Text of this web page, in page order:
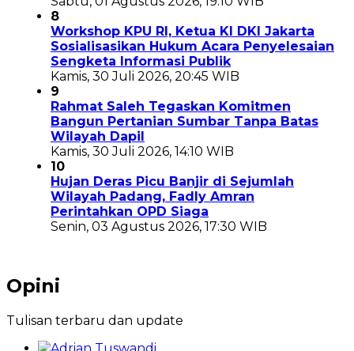
8
Workshop KPU RI, Ketua KI DKI Jakarta
Sosialisasikan Hukum Acara Penyelesaian
Sengketa Informasi Publik
Kamis, 30 Juli 2026, 20:45 WIB
9
Rahmat Saleh Tegaskan Komitmen
Bangun Pertanian Sumbar Tanpa Batas
Wilayah Dapil
Kamis, 30 Juli 2026, 14:10 WIB
10
Hujan Deras Picu Banjir di Sejumlah
Wilayah Padang, Fadly Amran
Perintahkan OPD Siaga
Senin, 03 Agustus 2026, 17:30 WIB
Opini
Tulisan terbaru dan update